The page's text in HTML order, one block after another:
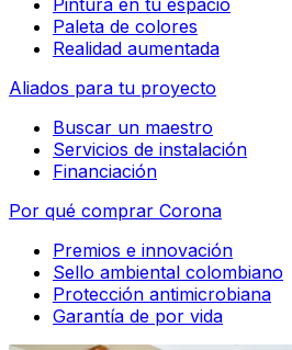
Pintura en tu espacio
Paleta de colores
Realidad aumentada
Aliados para tu proyecto
Buscar un maestro
Servicios de instalación
Financiación
Por qué comprar Corona
Premios e innovación
Sello ambiental colombiano
Protección antimicrobiana
Garantía de por vida